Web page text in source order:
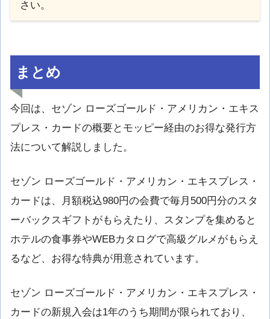
さい。
まとめ
今回は、セゾン ローズゴールド・アメリカン・エキス
プレス・カードの概要とモッピー経由のお得な発行方
法について解説しました。
セゾン ローズゴールド・アメリカン・エキスプレス・
カードは、月額税込980円の会費で毎月500円分のスタ
ーバックスギフトがもらえたり、スタンプを集めると
ホテルの食事券やWEBカタログで高級グルメがもらえ
るなど、お得な特典が用意されています。
セゾン ローズゴールド・アメリカン・エキスプレス・
カードの新規入会は1年のうち期間が限られており、